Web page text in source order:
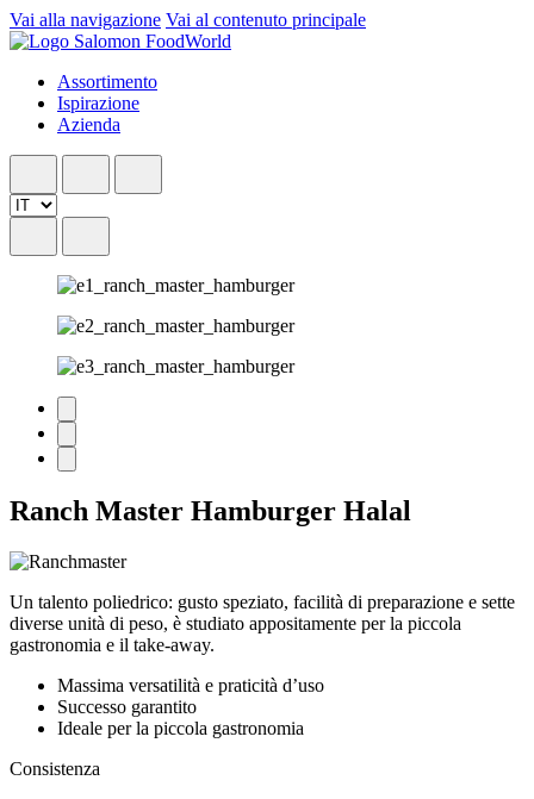
Vai alla navigazione Vai al contenuto principale
Assortimento
Ispirazione
Azienda
Ranch Master Hamburger Halal
Un talento poliedrico: gusto speziato, facilità di preparazione e sette
diverse unità di peso, è studiato appositamente per la piccola
gastronomia e il take-away.
Massima versatilità e praticità d’uso
Successo garantito
Ideale per la piccola gastronomia
Consistenza